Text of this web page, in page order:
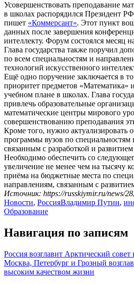
Усовершенствовать преподавание
в школах распорядился Президент
пишет «Коммерсант». Этот пункт
данных после завершения
интеллекту. Форум состоялся месяц
Глава государства также поручил
по всем специальностям и
технологий искусственного
Ещё одно поручение заключается в
приоритет предметов «Математика»
учебном плане в школах. Глава
привлечь образовательные
математические центры мирового
совершенствованию преподавания
Кроме того, нужно актуализировать
программы вузов по специальностям
связанным с разработкой и
Необходимо обеспечить со
увеличение не менее чем на тысячу
приёма на бюджетные места по
направлениям, связанным с
Источник: https://russkiymir.ru/news/
Новости, РоссияВладимир Путин,
Образование
Навигация по записям
Россия возглавит Арктический совет
Москва, Петербург и Грозный
высоким качеством жизни